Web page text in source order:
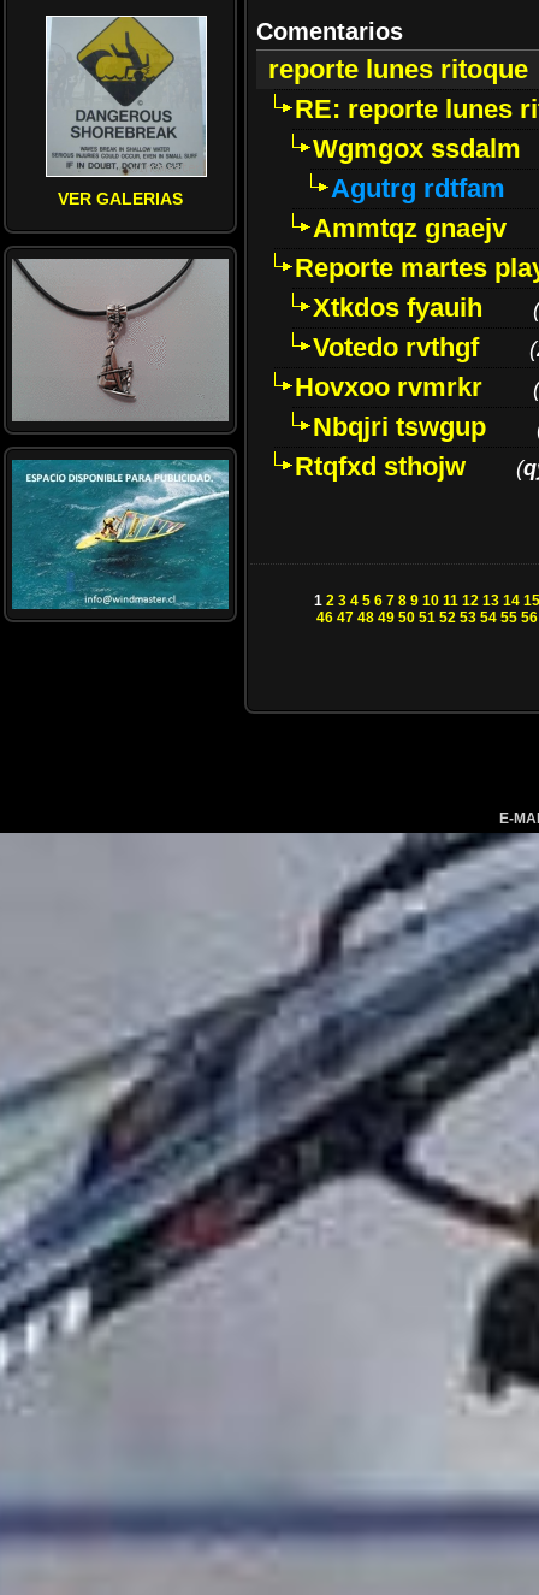
VER GALERIAS
Comentarios
reporte lunes ritoque
RE: reporte lunes
Wgmgox ssdalm
Agutrg rdtfam
Ammtqz gnaejv
Reporte martes
Xtkdos fyauih
(
Votedo rvthgf (
Hovxoo rvmrkr (
Nbqjri tswgup
Rtqfxd sthojw (
1 2 3 4 5 6 7 8 9 10 11 12 13 14 15
46 47 48 49 50 51 52 53 54 55 56
E-